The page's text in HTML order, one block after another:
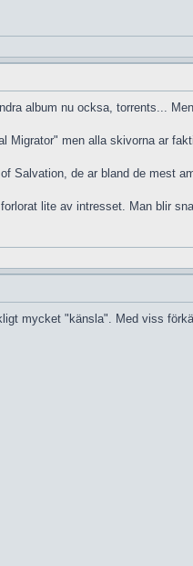
album nu ocksa, torrents...
Migrator" men alla skivorna ar
Salvation, de ar bland de mest
lite av intresset. Man blir
mycket "känsla". Med viss